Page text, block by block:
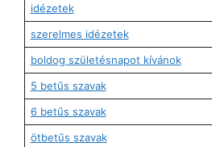
idézetek
szerelmes idézetek
boldog születésnapot kívánok
5 betűs szavak
6 betűs szavak
ötbetűs szavak